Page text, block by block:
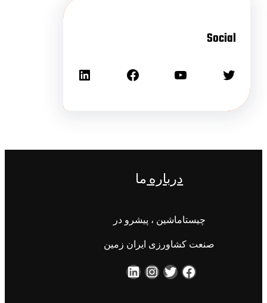
Social
دربارهما
چیستاماشین ، پیشرو در
صنعت کشاورزی ایران زمین